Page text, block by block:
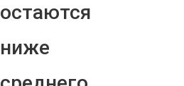
остаются
ниже